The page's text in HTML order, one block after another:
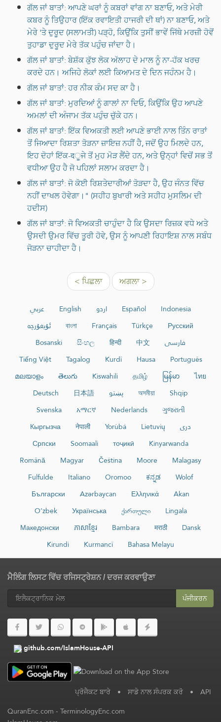
ਗੱਲ ਜਾਂ ਬਾਤਾਂ: ਆਪਣੇ ਘਰਾਂ ਨੂੰ ਕਬਰਾਂ ਵਾਂਗ ਨਾ ਬਣਾਓ, ਅਤੇ ਮੇਰੀ
ਕਬਰ ਨੂੰ ਤਿਉਹਾਰ (ਇੱਕ ਰਵਾਇਤੀ ਹਾਜਰੀ ਦੀ ਥਾਂ) ਨਾ ਬਣਾਓ, ਅਤੇ
ਮੇਰੇ 'ਤੇ ਦੁਰੂਦ (ਸਲਾਮਤੀ) ਪੜ੍ਹੋ, ਕਿਉਂਕਿ ਤੁਸੀਂ ਭਾਵੇਂ ਜਿੱਥੇ ਮਰਜ਼ੀ ਹੋਵੋਂ
ਤੁਹਾਡਾ ਦੁਰੂਦ ਮੇਰੇ ਤੱਕ ਪਹੁੰਚ ਜਾਂਦਾ ਹੈ।
ਗੱਲ ਜਾਂ ਬਾਤਾਂ: ਬੇਸ਼ੱਕ ਕੁੱਝ ਲੋਕ ਅੱਲਾਹ ਦੇ ਮਾਲ ਨੂੰ ਨਾ-ਹੱਕ ਖਰਚ
ਕਰਦੇ ਹਨ। ਅਜਿਹੇ ਲੋਕਾਂ ਲਈ ਕਿਆਮਤ ਦੇ ਦਿਨ ਜਹੰਨਮ ਹੈ।
ਗੱਲ ਜਾਂ ਬਾਤਾਂ: ਹਰ ਨੀਕ ਕੰਮ ਸਦ ਕਾ ਹੈ।
ਗੱਲ ਜਾਂ ਬਾਤਾਂ: ਮੁਰਦਿਆਂ ਨੂੰ ਗਾਲਾਂ ਨਾ ਦਿਓ, ਕਿਉਂਕਿ ਉਹ ਆਪਣੇ
ਅਮਲਾਂ ਦੀ ਅੰਜਾਮ ਤੱਕ ਪਹੁੰਚ ਚੁੱਕੇ ਹਨ।
ਗੱਲ ਜਾਂ ਬਾਤਾਂ: ਇੱਕ ਵਿਅਕਤੀ ਲਈ ਆਪਣੇ ਭਾਈ ਨਾਲ ਤਿੰਨ ਰਾਤਾਂ
ਤੋਂ ਜਿਆਦਾ ਰਿਸ਼ਤਾ ਤੋੜਨਾ ਜ਼ਾਇਜ਼ ਨਹੀਂ ਹੈ, ਜਦੋਂ ਉਹ ਮਿਲਦੇ ਹਨ,
ਇਹ ਦੋਹਾਂ ਇੱਕ-दੂਜੇ ਤੋਂ ਮੁਹ ਮੋੜ ਲੈਂਦੇ ਹਨ, ਅਤੇ ਉਨ੍ਹਾਂ ਵਿਚੋਂ ਸਭ ਤੋਂ
ਵਧੀਆ ਉਹ ਹੈ ਜੋ ਪਹਿਲਾਂ ਸਲਾਮ ਕਰਦਾ ਹੈ।
ਗੱਲ ਜਾਂ ਬਾਤਾਂ: ਜੋ ਕੋਈ ਰਿਸ਼ਤੇਦਾਰੀਆਂ ਤੋੜਦਾ ਹੈ, ਉਹ ਜੰਨਤ ਵਿੱਚ
ਨਹੀਂ ਦਾਖਲ ਹੋਵੇਗਾ।" (ਸਹੀਹ ਬੁਖਾਰੀ ਅਤੇ ਸਹੀਹ ਮੁਸਲਿਮ ਦੀ
ਹਦੀਸ)
ਗੱਲ ਜਾਂ ਬਾਤਾਂ: ਜੋ ਵਿਅਕਤੀ ਚਾਹੁੰਦਾ ਹੈ ਕਿ ਉਸਦਾ ਰਿਜ਼ਕ ਵਧੇ ਅਤੇ
ਉਸਦੀ ਉਮਰ ਵਿੱਚ ਤੂਰੀ ਹੋਵੇ, ਉਸ ਨੂੰ ਆਪਣੀ ਰਿਹਾਇਸ਼ ਨਾਲ ਸਬੰਧ
ਜੋੜਨਾ ਚਾਹੀਦਾ ਹੈ।
< ਪਿਛਲਾ ਅਗਲਾ >
عربي English اردو Español
Indonesia
ئۇيغۇرچە
বাংলা Français Türkçe
Русский
Bosanski
සිංහල हिन्दी 中文
فارسی
Tiếng Việt
Tagalog Kurdî Hausa
Português
മലയാളം
తెలుగు Kiswahili தமிழ் မြန်မာ
ไทย
Deutsch
日本語 پښتو অসমীয়া
Shqip
Svenska
አማርኛ Nederlands
ગુજરાતી
Кыргызча
नेपाली Yorùbá Lietuvių
دری
Српски
Soomaali тоҷикӣ
Kinyarwanda
Română
Magyar Čeština Moore
Malagasy
Fulfulde
Italiano Oromoo ಕನ್ನಡ
Wolof
Български
Azərbaycan Ελληνικά
Akan
O‘zbek
Українська ქართული
Lingala
Македонски
ភាសាខ្មែរ Bambara मराठी
Dansk
Kirundi
Kurmancî Bahasa Melayu
ਮੈਲਿੰਗ ਲਿਸਟ ਵਿੱਚ ਰਜਿਸਟ੍ਰੇਸ਼ਨ / ਦਰਜ ਕਰਵਾਉਣਾ
ਪੰਜੀਕਰਨ
github.com/IslamHouse-API
ਪ੍ਰੋਜੈਕਟ ਬਾਰੇ • ਸਾਡੇ ਨਾਲ ਸੰਪਰਕ ਕਰੋ • API
QuranEnc.com-TerminologyEnc.com